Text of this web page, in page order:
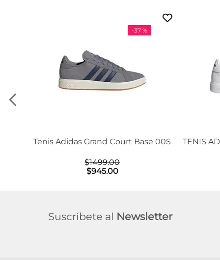
-37 %
Tenis Adidas Grand Court Base 00S
$1499.00
$945.00
TENIS
Suscríbete al Newsletter